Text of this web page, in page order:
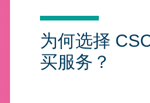
为何选择
买服务？